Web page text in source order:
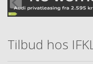
Tilbud hos